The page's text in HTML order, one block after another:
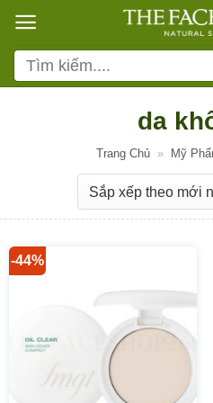
qua
nội
dung
Tìm
kiếm:
da
Trang Chủ » Mỹ
-44%